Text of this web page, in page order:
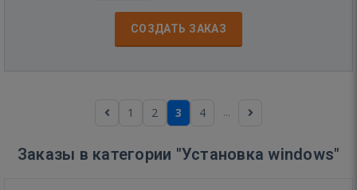
СОЗДАТЬ ЗАКАЗ
1 2 3 4 ...
Заказы в категории "Установка windows"